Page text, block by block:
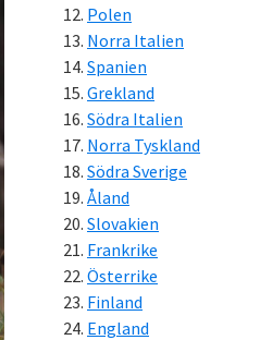
Polen
Norra Italien
Spanien
Grekland
Södra Italien
Norra Tyskland
Södra Sverige
Åland
Slovakien
Frankrike
Österrike
Finland
England